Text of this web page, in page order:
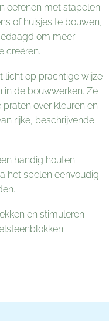
oefenen met stapelen
of huisjes te bouwen,
om meer
creëren.
licht op prachtige wijze
in de bouwwerken. Ze
over kleuren en
rijke, beschrijvende
handig houten
het spelen eenvoudig
en stimuleren